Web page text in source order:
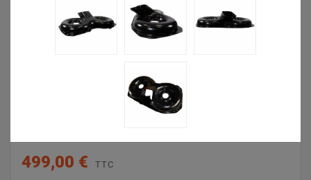
HUSQVARNA CTH220
499,00 € TTC